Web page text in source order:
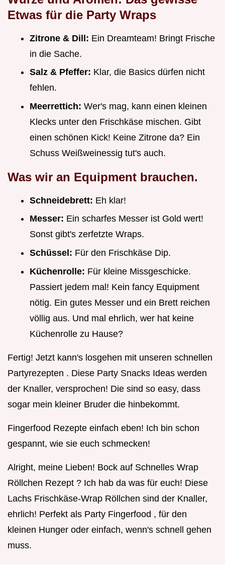
Etwas für die Party Wraps
Zitrone & Dill: Ein Dreamteam! Bringt Frische
in die Sache.
Salz & Pfeffer: Klar, die Basics dürfen nicht
fehlen.
Meerrettich: Wer's mag, kann einen kleinen
Klecks unter den Frischkäse mischen. Gibt
einen schönen Kick! Keine Zitrone da? Ein
Schuss Weißweinessig tut's auch.
Was wir an Equipment brauchen.
Schneidebrett: Eh klar!
Messer: Ein scharfes Messer ist Gold wert!
Sonst gibt's zerfetzte Wraps.
Schüssel: Für den Frischkäse Dip.
Küchenrolle: Für kleine Missgeschicke.
Passiert jedem mal! Kein fancy Equipment
nötig. Ein gutes Messer und ein Brett reichen
völlig aus. Und mal ehrlich, wer hat keine
Küchenrolle zu Hause?
Fertig! Jetzt kann's losgehen mit unseren schnellen
Partyrezepten . Diese Party Snacks Ideas werden
der Knaller, versprochen! Die sind so easy, dass
sogar mein kleiner Bruder die hinbekommt.
Fingerfood Rezepte einfach eben! Ich bin schon
gespannt, wie sie euch schmecken!
Alright, meine Lieben! Bock auf Schnelles Wrap
Röllchen Rezept ? Ich hab da was für euch! Diese
Lachs Frischkäse-Wrap Röllchen sind der Knaller,
ehrlich! Perfekt als Party Fingerfood , für den
kleinen Hunger oder einfach, wenn's schnell gehen
muss.